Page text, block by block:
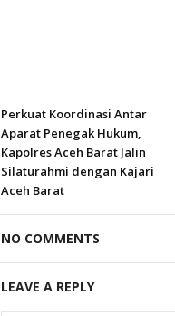
Perkuat Koordinasi Antar
Aparat Penegak Hukum,
Kapolres Aceh Barat Jalin
Silaturahmi dengan Kajari
Aceh Barat
NO COMMENTS
LEAVE A REPLY